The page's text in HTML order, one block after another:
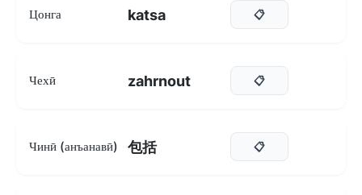
Цонга katsa 📋
Чехӣ zahrnout 📋
Чинӣ (анъанавӣ) 包括 📋